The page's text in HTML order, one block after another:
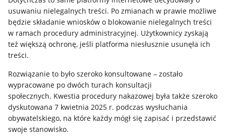
usuwaniu nielegalnych treści. Po zmianach w prawie możliwe
będzie składanie wniosków o blokowanie nielegalnych treści
w ramach procedury administracyjnej. Użytkownicy zyskają
też większą ochronę, jeśli platforma niesłusznie usunęła ich
treści.
Rozwiązanie to było szeroko konsultowane – zostało
wypracowane po dwóch turach konsultacji
społecznych. Kwestia procedury nakazowej była także szeroko
dyskutowana 7 kwietnia 2025 r. podczas wysłuchania
obywatelskiego, na które każdy mógł się zapisać i przedstawić
swoje stanowisko.